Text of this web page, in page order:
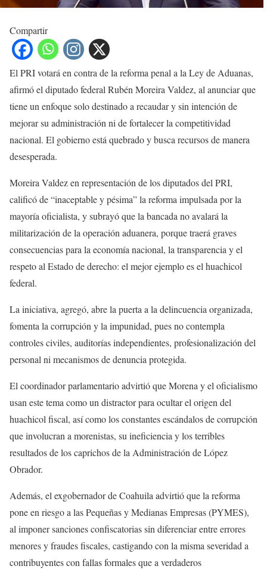
Compartir
El PRI votará en contra de la reforma penal a la Ley de Aduanas,
afirmó el diputado federal Rubén Moreira Valdez, al anunciar que
tiene un enfoque solo destinado a recaudar y sin intención de
mejorar su administración ni de fortalecer la competitividad
nacional. El gobierno está quebrado y busca recursos de manera
desesperada.
Moreira Valdez en representación de los diputados del PRI,
calificó de “inaceptable y pésima” la reforma impulsada por la
mayoría oficialista, y subrayó que la bancada no avalará la
militarización de la operación aduanera, porque traerá graves
consecuencias para la economía nacional, la transparencia y el
respeto al Estado de derecho: el mejor ejemplo es el huachicol
federal.
La iniciativa, agregó, abre la puerta a la delincuencia organizada,
fomenta la corrupción y la impunidad, pues no contempla
controles civiles, auditorías independientes, profesionalización del
personal ni mecanismos de denuncia protegida.
El coordinador parlamentario advirtió que Morena y el oficialismo
usan este tema como un distractor para ocultar el origen del
huachicol fiscal, así como los constantes escándalos de corrupción
que involucran a morenistas, su ineficiencia y los terribles
resultados de los caprichos de la Administración de López
Obrador.
Además, el exgobernador de Coahuila advirtió que la reforma
pone en riesgo a las Pequeñas y Medianas Empresas (PYMES),
al imponer sanciones confiscatorias sin diferenciar entre errores
menores y fraudes fiscales, castigando con la misma severidad a
contribuyentes con fallas formales que a verdaderos